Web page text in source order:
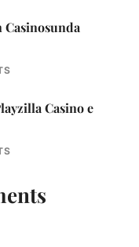
Casinosunda
Casino e